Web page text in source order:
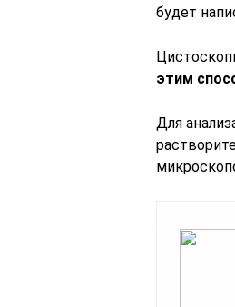
будет
этим
Для